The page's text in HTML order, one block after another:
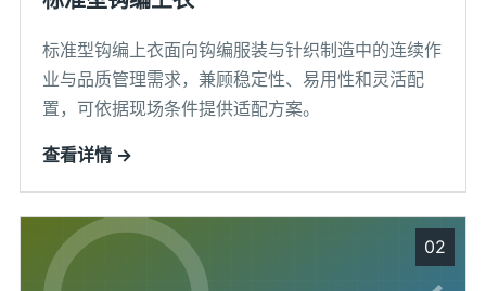
标准型钩编上衣面向钩编服装与针织制造中的连续作
业与品质管理需求，兼顾稳定性、易用性和灵活配
置，可依据现场条件提供适配方案。
查看详情 →
02